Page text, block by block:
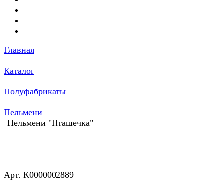
Главная
Каталог
Полуфабрикаты
Пельмени
Пельмени "Пташечка"
Арт. К0000002889